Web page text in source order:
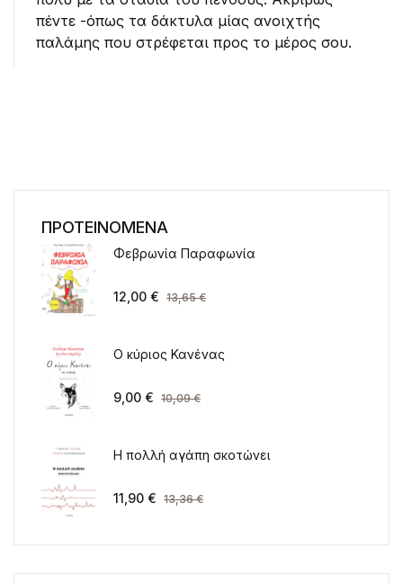
πέντε -όπως τα δάκτυλα μίας ανοιχτής
παλάμης που στρέφεται προς το μέρος σου.
ΠΡΟΤΕΙΝΟΜΕΝΑ
Φεβρωνία Παραφωνία
12,00 € 13,65€
Ο κύριος Κανένας
9,00 € 10,09€
Η πολλή αγάπη σκοτώνει
11,90 € 13,36€